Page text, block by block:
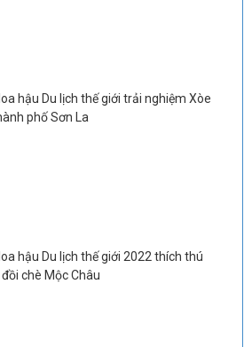
hậu Du lịch thế giới trải nghiệm Xòe
phố Sơn La
hậu Du lịch thế giới 2022 thích thú
chè Mộc Châu